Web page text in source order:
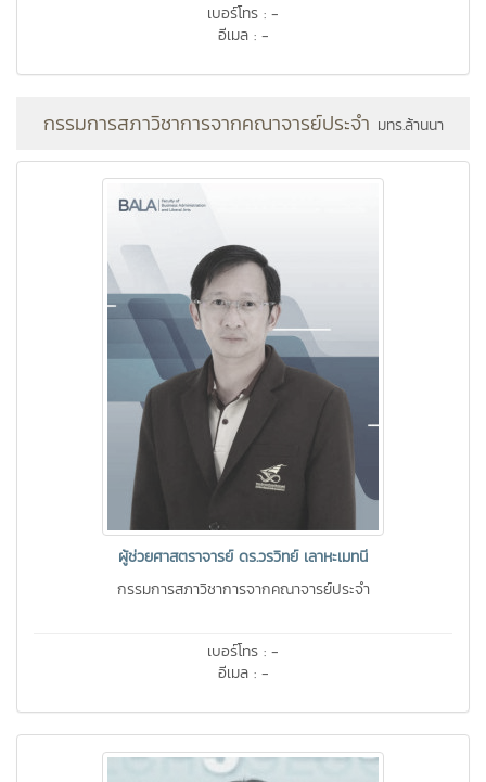
เบอร์โทร : -
อีเมล : -
กรรมการสภาวิชาการจากคณาจารย์ประจำ มทร.ล้านนา
ผู้ช่วยศาสตราจารย์ ดร.วรวิทย์ เลาหะเมทนี
กรรมการสภาวิชาการจากคณาจารย์ประจำ
เบอร์โทร : -
อีเมล : -